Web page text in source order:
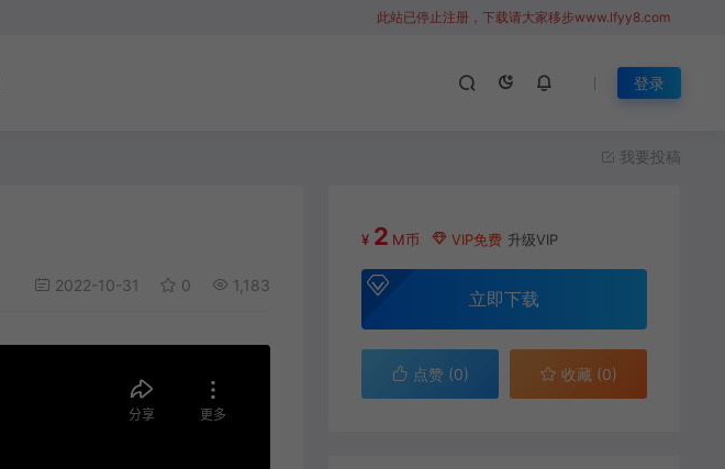
此站已停止注册，下载请大家移步www.lfyy8.com
登录
我要投稿
2022-10-31 0 1,183
¥ 2 M币 VIP免费 升级VIP
立即下载
点赞 (0) 收藏 (0)